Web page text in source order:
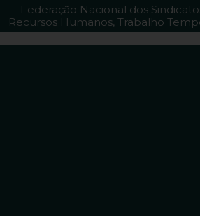
Federação Nacional dos
Recursos Humanos, Trabalho